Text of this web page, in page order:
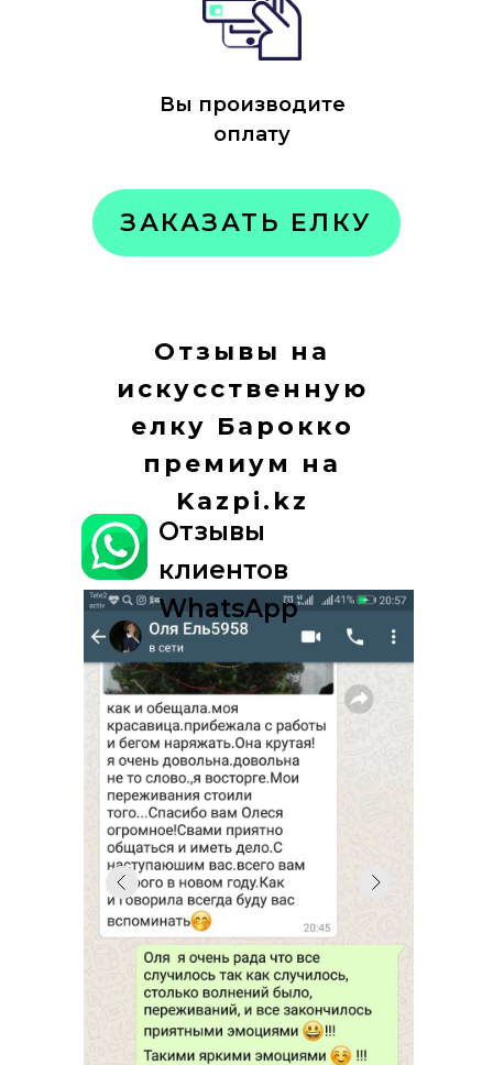
Вы производите
оплату
ЗАКАЗАТЬ ЕЛКУ
Отзывы
клиентов
WhatsApp
Отзывы на
искусственную
елку Барокко
премиум на
Kazpi.kz